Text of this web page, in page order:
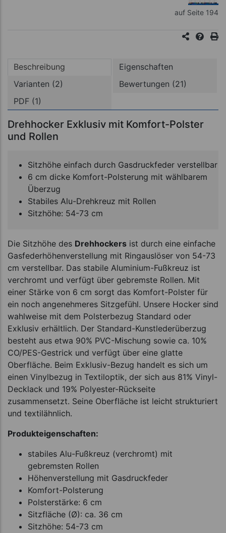
auf Seite 194
Beschreibung
Eigenschaften
Varianten (2)
Bewertungen (21)
PDF (1)
Drehhocker Exklusiv mit Komfort-Polster
und Rollen
Sitzhöhe einfach durch Gasdruckfeder verstellbar
6 cm dicke Komfort-Polsterung mit wählbarem
Überzug
Stabiles Alu-Drehkreuz mit Rollen
Sitzhöhe: 54-73 cm
Die Sitzhöhe des Drehhockers ist durch eine einfache
Gasfederhöhenverstellung mit Ringauslöser von 54-73
cm verstellbar. Das stabile Aluminium-Fußkreuz ist
verchromt und verfügt über gebremste Rollen. Mit
einer Stärke von 6 cm sorgt das Komfort-Polster für
ein noch angenehmeres Sitzgefühl. Unsere Hocker sind
wahlweise mit dem Polsterbezug Standard oder
Exklusiv erhältlich. Der Standard-Kunstlederüberzug
besteht aus etwa 90% PVC-Mischung sowie ca. 10%
CO/PES-Gestrick und verfügt über eine glatte
Oberfläche. Beim Exklusiv-Bezug handelt es sich um
einen Vinylbezug in Textiloptik, der sich aus 81% Vinyl-
Decklack und 19% Polyester-Rückseite
zusammensetzt. Seine Oberfläche ist leicht strukturiert
und textilähnlich.
Produkteigenschaften:
stabiles Alu-Fußkreuz (verchromt) mit
gebremsten Rollen
Höhenverstellung mit Gasdruckfeder
Komfort-Polsterung
Polsterstärke: 6 cm
Sitzfläche (Ø): ca. 36 cm
Sitzhöhe: 54-73 cm